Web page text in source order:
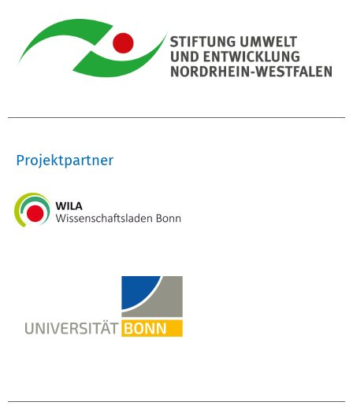
Projektpartner